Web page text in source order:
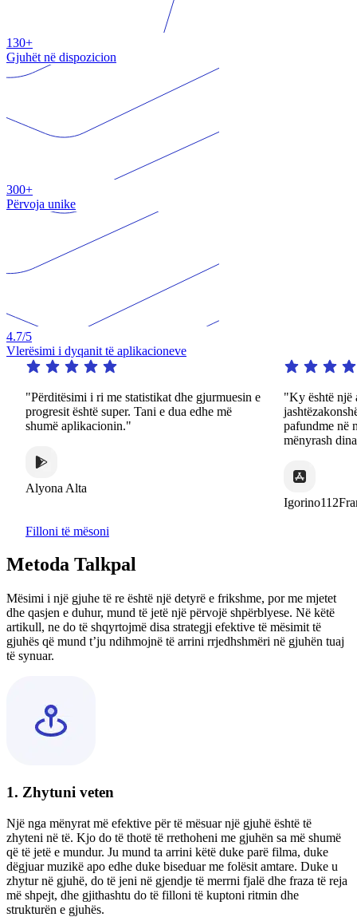
130+
Gjuhët në dispozicion
300+
Përvoja unike
4.7/5
Vlerësimi i dyqanit të aplikacioneve
"Përditësimi i ri me statistikat dhe gjurmuesin e
progresit është super. Tani e dua edhe më
shumë aplikacionin."
Alyona Alta
"Ky është një
pafundme në një
mënyrash
Igorino112France
Filloni të mësoni
Metoda Talkpal
Mësimi i një gjuhe të re është një detyrë e frikshme, por me mjetet
dhe qasjen e duhur, mund të jetë një përvojë shpërblyese. Në këtë
artikull, ne do të shqyrtojmë disa strategji efektive të mësimit të
gjuhës që mund t’ju ndihmojnë të arrini rrjedhshmëri në gjuhën tuaj
të synuar.
1. Zhytuni veten
Një nga mënyrat më efektive për të mësuar një gjuhë është të
zhyteni në të. Kjo do të thotë të rrethoheni me gjuhën sa më shumë
që të jetë e mundur. Ju mund ta arrini këtë duke parë filma, duke
dëgjuar muzikë apo edhe duke biseduar me folësit amtare. Duke u
zhytur në gjuhë, do të jeni në gjendje të merrni fjalë dhe fraza të reja
më shpejt, dhe gjithashtu do të filloni të kuptoni ritmin dhe
strukturën e gjuhës.